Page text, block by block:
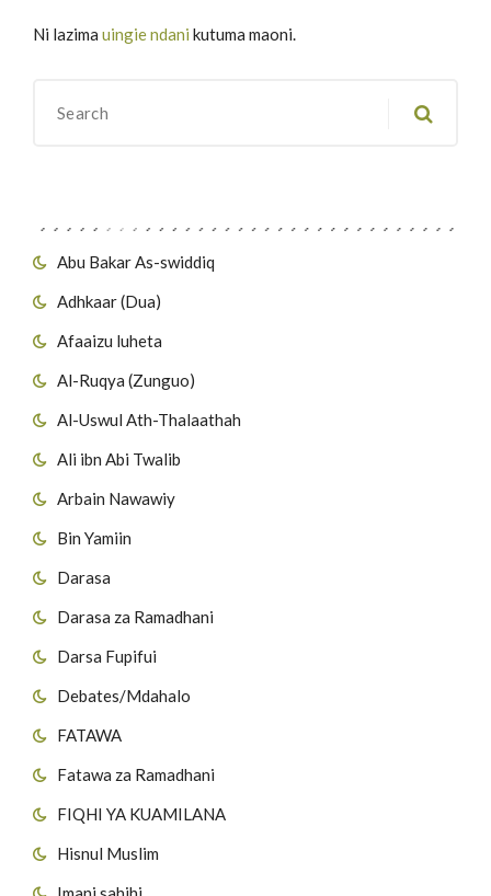
Abu Bakar As-swiddiq
Adhkaar (Dua)
Afaaizu luheta
Al-Ruqya (Zunguo)
Al-Uswul Ath-Thalaathah
Ali ibn Abi Twalib
Arbain Nawawiy
Bin Yamiin
Darasa
Darasa za Ramadhani
Darsa Fupifui
Debates/Mdahalo
FATAWA
Fatawa za Ramadhani
FIQHI YA KUAMILANA
Hisnul Muslim
Ni lazima uingie ndani kutuma maoni.